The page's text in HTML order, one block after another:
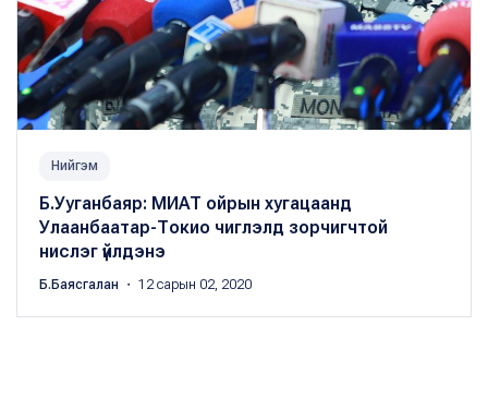
Нийгэм
Б.Ууганбаяр: МИАТ ойрын хугацаанд
Улаанбаатар-Токио чиглэлд зорчигчтой
нислэг үйлдэнэ
Б.Баясгалан ・ 12 сарын 02, 2020